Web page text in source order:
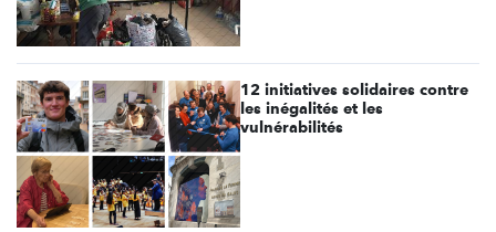
12 initiatives solidaires contre
les inégalités et les
vulnérabilités